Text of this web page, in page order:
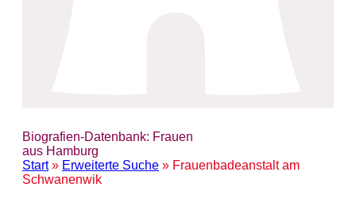
Biografien-Datenbank: Frauen
aus Hamburg
Start» Erweiterte Suche » Frauenbadeanstalt am
Schwanenwik